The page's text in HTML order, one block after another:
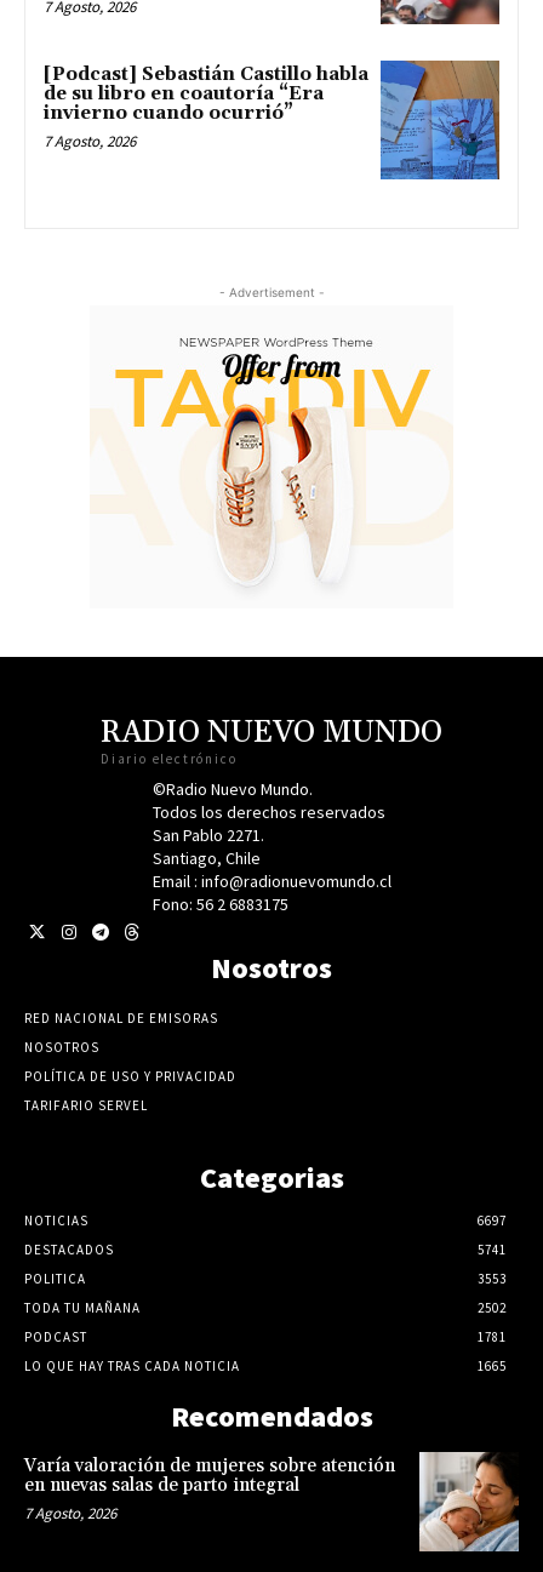
7 Agosto, 2026
[Podcast] Sebastián Castillo habla
de su libro en coautoría “Era
invierno cuando ocurrió”
7 Agosto, 2026
- Advertisement -
RADIO NUEVO MUNDO
Diario electrónico
©Radio Nuevo Mundo.
Todos los derechos reservados
San Pablo 2271.
Santiago, Chile
Email : info@radionuevomundo.cl
Fono: 56 2 6883175
Nosotros
RED NACIONAL DE EMISORAS
NOSOTROS
POLÍTICA DE USO Y PRIVACIDAD
TARIFARIO SERVEL
Categorias
NOTICIAS
6697
DESTACADOS
5741
POLITICA
3553
TODA TU MAÑANA
2502
PODCAST
1781
LO QUE HAY TRAS CADA NOTICIA
1665
Recomendados
Varía valoración de mujeres sobre atención
en nuevas salas de parto integral
7 Agosto, 2026